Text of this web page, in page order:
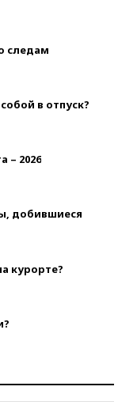
следам
в отпуск?
– 2026
добившиеся
курорте?